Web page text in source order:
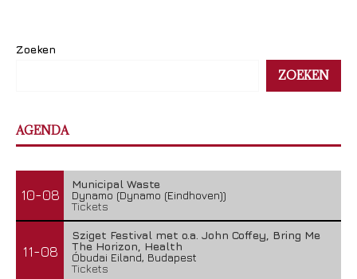
Zoeken
ZOEKEN
AGENDA
10-08
Municipal Waste
Dynamo (Dynamo (Eindhoven))
Tickets
11-08
Sziget Festival met o.a. John Coffey, Bring Me
The Horizon, Health
Óbudai Eiland, Budapest
Tickets